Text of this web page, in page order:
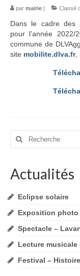
Les
Etat Civil
Les
Autres
Le Village
Patrimoine
Vie pratique
Ecole
Crèche
Centre de
par mairie | Classé
Dans le cadre des
pour l’année
commune de
site mobilite.dlva.fr,
Rechercher
Actualités
Eclipse solaire
Exposition photo
Spectacle –
Lecture musicale
Festival –